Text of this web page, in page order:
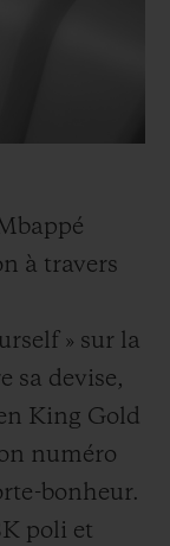
à travers
» sur la
sa devise,
King Gold
numéro
bonheur.
poli et